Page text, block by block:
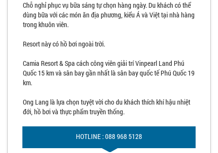
Chỗ nghỉ phục vụ bữa sáng tự chọn hàng ngày. Du khách có thể
dùng bữa với các món ăn địa phương, kiểu Á và Việt tại nhà hàng
trong khuôn viên.
Resort này có hồ bơi ngoài trời.
Camia Resort & Spa cách công viên giải trí Vinpearl Land Phú
Quốc 15 km và sân bay gần nhất là sân bay quốc tế Phú Quốc 19
km.
Ong Lang là lựa chọn tuyệt vời cho du khách thích khí hậu nhiệt
đới, hồ bơi và thực phẩm truyền thống.
HOTLINE : 088 968 5128